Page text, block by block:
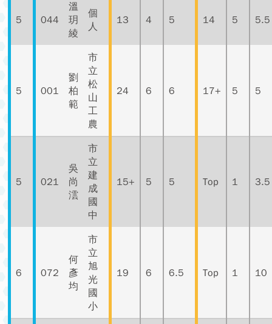
5 044
溫
玥
綾
個
人
13 4 5 14 5 5.5
5 001
劉
柏
範
市
立
松
山
工
農
24 6 6 17+ 5 5
5 021
吳
尚
澐
市
立
建
成
國
中
15+ 5 5 Top 1 3.5
6 072
何
彥
均
市
立
旭
光
國
小
19 6 6.5 Top 1 10